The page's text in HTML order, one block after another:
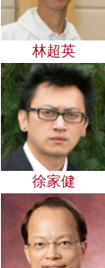
林超英
徐家健